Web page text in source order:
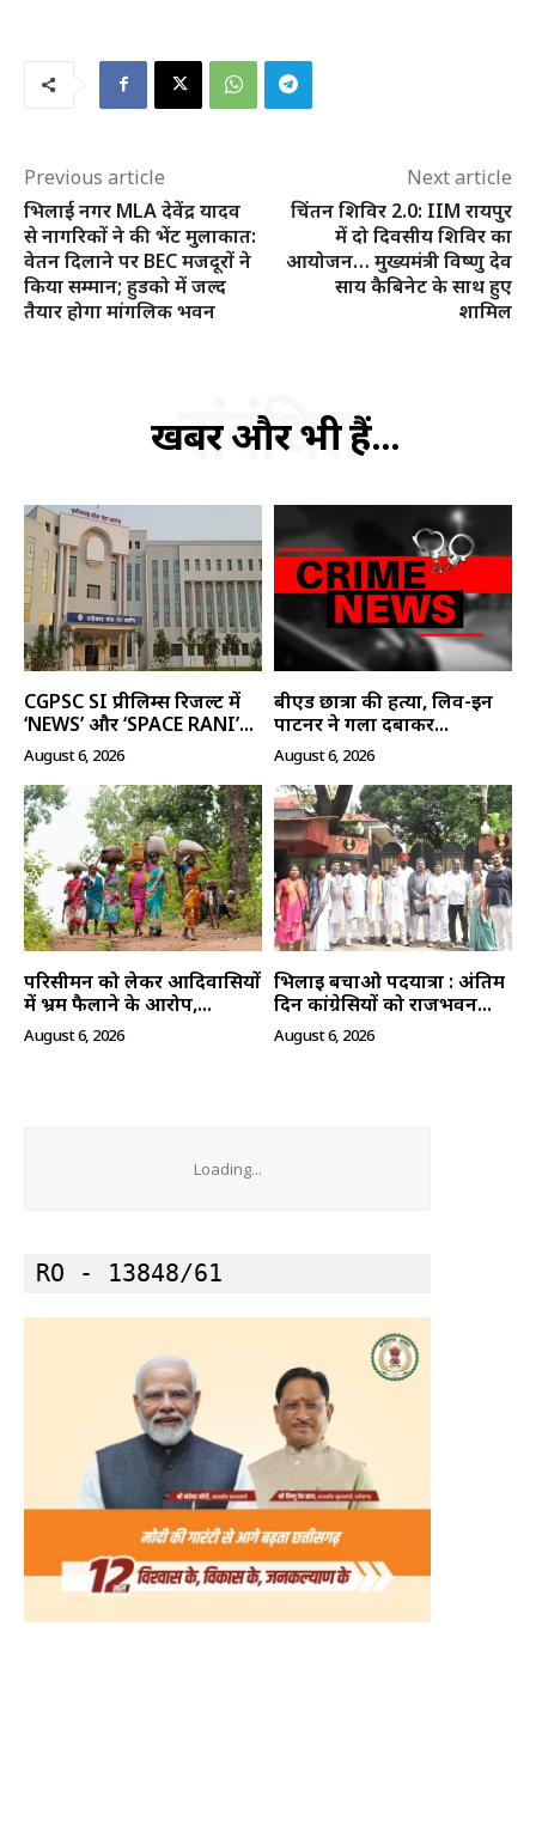
क्विक लिंक्स
मुख्य पेज
हमारे बारे में
संपर्क करें
Previous article
भिलाई नगर MLA देवेंद्र यादव
से नागरिकों ने की भेंट मुलाकात:
वेतन दिलाने पर BEC मजदूरों ने
किया सम्मान; हुडको में जल्द
तैयार होगा मांगलिक भवन
Next article
चिंतन शिविर 2.0: IIM रायपुर
में दो दिवसीय शिविर का
आयोजन… मुख्यमंत्री विष्णु देव
साय कैबिनेट के साथ हुए
शामिल
खबरें और भी हैं...
संबंधित
CGPSC SI प्रीलिम्स रिजल्ट में
‘NEWS’ और ‘SPACE RANI’...
August 6, 2026
बीएड छात्रा की हत्या, लिव-इन
पार्टनर ने गला दबाकर...
August 6, 2026
परिसीमन को लेकर आदिवासियों
में भ्रम फैलाने के आरोप,...
August 6, 2026
भिलाई बचाओ पदयात्रा : अंतिम
दिन कांग्रेसियों को राजभवन...
August 6, 2026
Loading...
RO - 13848/61